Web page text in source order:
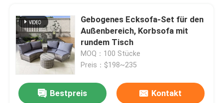
Gebogenes Ecksofa-Set für den
Außenbereich, Korbsofa mit
rundem Tisch
MOQ：100 Stücke
Preis：$198~235
Bestpreis Kontakt